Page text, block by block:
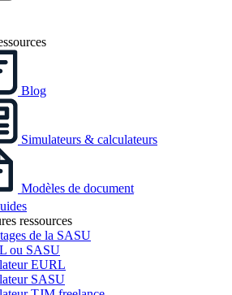
Blog
Simulateurs & calculateurs
Modèles de document
ressources
de la SASU
ou SASU
EURL
SASU